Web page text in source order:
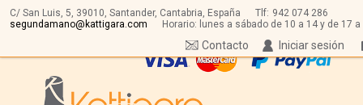
C/ San Luis, 5, 39010, Santander, Cantabria, España Tlf: 942 074 286
segundamano@kattigara.com
Horario: lunes a sábado de 10 a 14 y de 17 a
Iniciar sesión
Contacto